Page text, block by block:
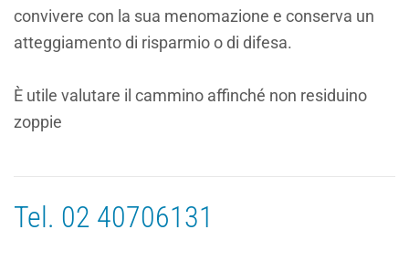
convivere con la sua menomazione e conserva un
atteggiamento di risparmio o di difesa.
È utile valutare il cammino affinché non residuino
zoppie
Tel. 02 40706131